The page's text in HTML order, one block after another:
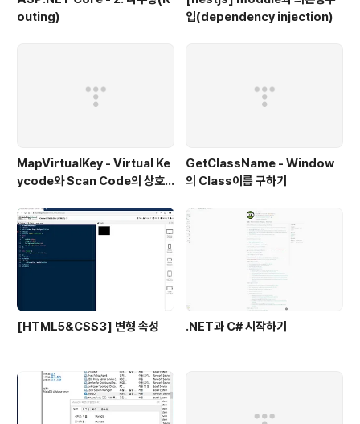
outing)
입(dependency injection)
MapVirtualKey - Virtual Ke
ycode와 Scan Code의 상호
GetClassName - Window
의 Class이름 구하기
[HTML5&CSS3] 변형 속성 .NET과 C# 시작하기